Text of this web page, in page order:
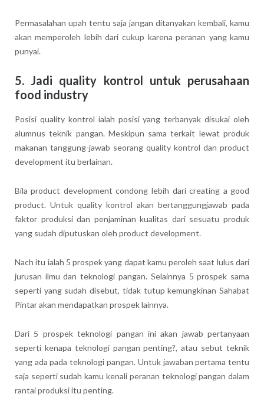
Permasalahan upah tentu saja jangan ditanyakan kembali, kamu
akan memperoleh lebih dari cukup karena peranan yang kamu
punyai.
5. Jadi quality kontrol untuk perusahaan
food industry
Posisi quality kontrol ialah posisi yang terbanyak disukai oleh
alumnus teknik pangan. Meskipun sama terkait lewat produk
makanan tanggung-jawab seorang quality kontrol dan product
development itu berlainan.
Bila product development condong lebih dari creating a good
product. Untuk quality kontrol akan bertanggungjawab pada
faktor produksi dan penjaminan kualitas dari sesuatu produk
yang sudah diputuskan oleh product development.
Nach itu ialah 5 prospek yang dapat kamu peroleh saat lulus dari
jurusan ilmu dan teknologi pangan. Selainnya 5 prospek sama
seperti yang sudah disebut, tidak tutup kemungkinan Sahabat
Pintar akan mendapatkan prospek lainnya.
Dari 5 prospek teknologi pangan ini akan jawab pertanyaan
seperti kenapa teknologi pangan penting?, atau sebut teknik
yang ada pada teknologi pangan. Untuk jawaban pertama tentu
saja seperti sudah kamu kenali peranan teknologi pangan dalam
rantai produksi itu penting.